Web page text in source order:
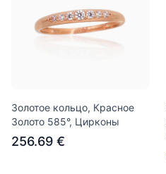
Золотое кольцо, Красное
Золото 585°, Цирконы
256.69 €